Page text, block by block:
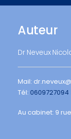
Auteur
Dr Neveux
Mail:
Tél: 0609727094
Au cabinet: 9